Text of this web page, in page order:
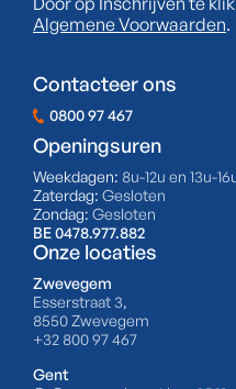
Algemene Voorwaarden.
Contacteer ons
0800 97 467
Openingsuren
Weekdagen: 8u-12u en 13u-
Zaterdag: Gesloten
Zondag: Gesloten
BE 0478.977.882
Onze locaties
Zwevegem
Esserstraat 3,
8550 Zwevegem
+32 800 97 467
Gent